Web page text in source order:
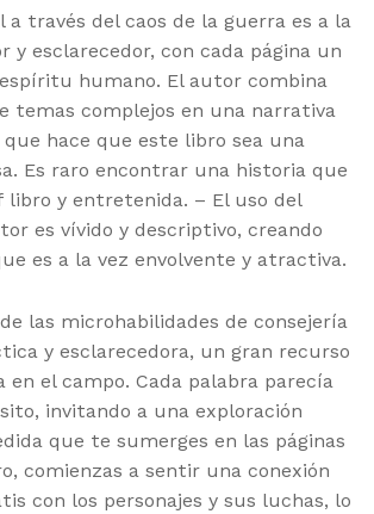
a través del caos de la guerra es a la
y esclarecedor, con cada página un
humano. El autor combina
temas complejos en una narrativa
hace que este libro sea una
Es raro encontrar una historia que
libro y entretenida. – El uso del
es vívido y descriptivo, creando
es a la vez envolvente y atractiva.
las microhabilidades de consejería
y esclarecedora, un gran recurso
en el campo. Cada palabra parecía
invitando a una exploración
que te sumerges en las páginas
comienzas a sentir una conexión
con los personajes y sus luchas, lo